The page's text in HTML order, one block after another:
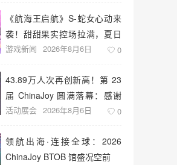
《航海王启航》S-蛇女心动来
袭！甜甜果实控场拉满，夏日
盛宴开启
游戏新闻 2026年8月6日 0
43.89万人次再创新高！第 23
届 ChinaJoy 圆满落幕：感谢
有你，共赴这场“与 AI 同游”的
活动展会 2026年8月6日 0
领航出海·连接全球：2026
ChinaJoy BTOB 馆盛况空前